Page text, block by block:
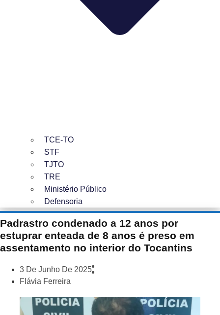
TCE-TO
STF
TJTO
TRE
Ministério Público
Defensoria
Padrastro condenado a 12 anos por
estuprar enteada de 8 anos é preso em
assentamento no interior do Tocantins
3 De Junho De 2025
Flávia Ferreira